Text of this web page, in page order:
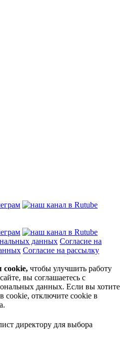
данных Согласие на
Согласие на рассылку
чтобы улучшить работу
вы соглашаетесь с
данных. Если вы хотите
cookie, отключите cookie в
директору для выбора